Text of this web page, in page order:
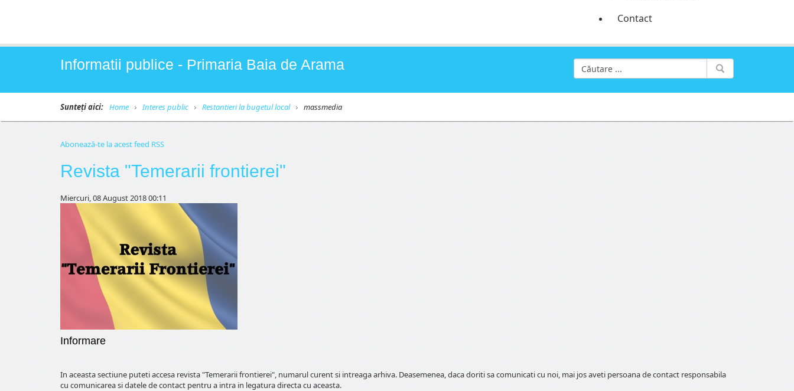
Contact
Informatii publice - Primaria Baia de Arama
Sunteți aici: Home Interes public Restantieri la bugetul local massmedia
Abonează-te la acest feed RSS
Revista "Temerarii frontierei"
Miercuri, 08 August 2018 00:11
Informare
In aceasta sectiune puteti accesa revista "Temerarii frontierei", numarul curent si intreaga arhiva. Deasemenea, daca doriti sa comunicati cu noi, mai jos aveti persoana de contact responsabila
cu comunicarea si datele de contact pentru a intra in legatura directa cu aceasta.